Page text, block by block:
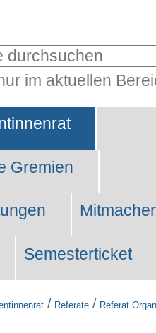
im aktuellen
Gremien
Semesterticket
/ Referate / Referat